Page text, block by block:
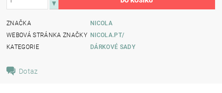
ZNAČKA
NICOLA
WEBOVÁ STRÁNKA ZNAČKY NICOLA.PT/
KATEGORIE
DÁRKOVÉ SADY
Dotaz